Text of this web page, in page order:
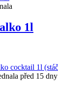
1l
před 15 dny